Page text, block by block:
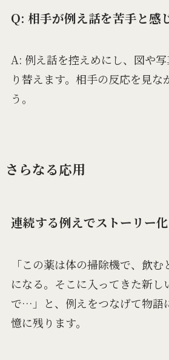
Q: 相手が例え話を苦手と感
A: 例え話を控えめにし、図や
り替えます。相手の反応を見な
う。
さらなる応用
連続する例えでストーリー化
「この薬は体の掃除機で、飲
になる。そこに入ってきた新し
で…」と、例えをつなげて物語
憶に残ります。